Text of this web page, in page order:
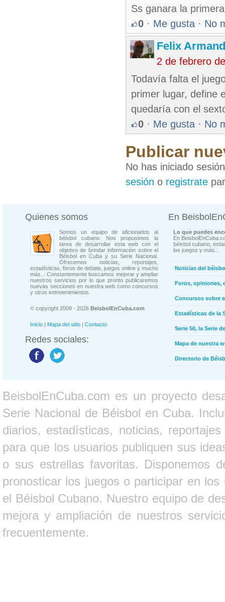
Ss ganara la
0 · Me gusta · No
Felix
2 de febrero
Todavía falta el
primer lugar, define
quedaría con el
0 · Me gusta · No
Publicar
No has iniciado
sesión o registrate
Quienes somos
Somos un equipo de aficionados al
béisbol cubano. Nos propusimos la
tarea de desarrollar esta web con el
objetivo de brindar información sobre el
Béisbol en Cuba y su Serie Nacional.
Ofrecemos noticias, reportajes,
estadísticas, foros de debate, juegos online y mucho
más... Constantemente buscamos mejorar y ampliar
nuestros servicios por lo que pronto publicaremos
nuevas secciones en nuestra web como concursos
y otros entretenimientos.
© copyright 2009 - 2026 BeisbolEnCuba.com
Inicio | Mapa del sitio | Contacto
Redes sociales:
En
Lo que puedes
En
béisbol cubano,
los juegos y más...
Noticias del
Foros, opiniones,
Concursos sobre
Estadísticas de la
Serie 50, la Serie
Mapa de nuestra
Directorio de
BeisbolEnCuba.com es un proyecto
Serie Nacional de Béisbol en Cuba.
diarios, estadísticas, noticias,
para que los usuarios publiquen sus
o sus estrellas favoritas. Disponemos
pronosticar los juegos o participar en
el Béisbol Cubano. Nuestro equipo de
mejora y ampliación de nuestros
frecuentemente.